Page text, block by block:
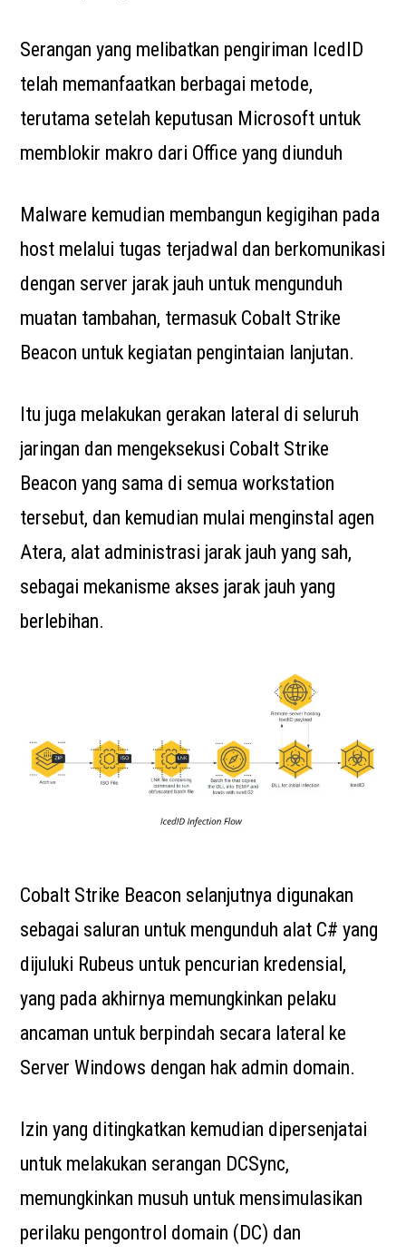
Serangan yang melibatkan pengiriman IcedID
telah memanfaatkan berbagai metode,
terutama setelah keputusan Microsoft untuk
memblokir makro dari Office yang diunduh
Malware kemudian membangun kegigihan pada
host melalui tugas terjadwal dan berkomunikasi
dengan server jarak jauh untuk mengunduh
muatan tambahan, termasuk Cobalt Strike
Beacon untuk kegiatan pengintaian lanjutan.
Itu juga melakukan gerakan lateral di seluruh
jaringan dan mengeksekusi Cobalt Strike
Beacon yang sama di semua workstation
tersebut, dan kemudian mulai menginstal agen
Atera, alat administrasi jarak jauh yang sah,
sebagai mekanisme akses jarak jauh yang
berlebihan.
Cobalt Strike Beacon selanjutnya digunakan
sebagai saluran untuk mengunduh alat C# yang
dijuluki Rubeus untuk pencurian kredensial,
yang pada akhirnya memungkinkan pelaku
ancaman untuk berpindah secara lateral ke
Server Windows dengan hak admin domain.
Izin yang ditingkatkan kemudian dipersenjatai
untuk melakukan serangan DCSync,
memungkinkan musuh untuk mensimulasikan
perilaku pengontrol domain (DC) dan